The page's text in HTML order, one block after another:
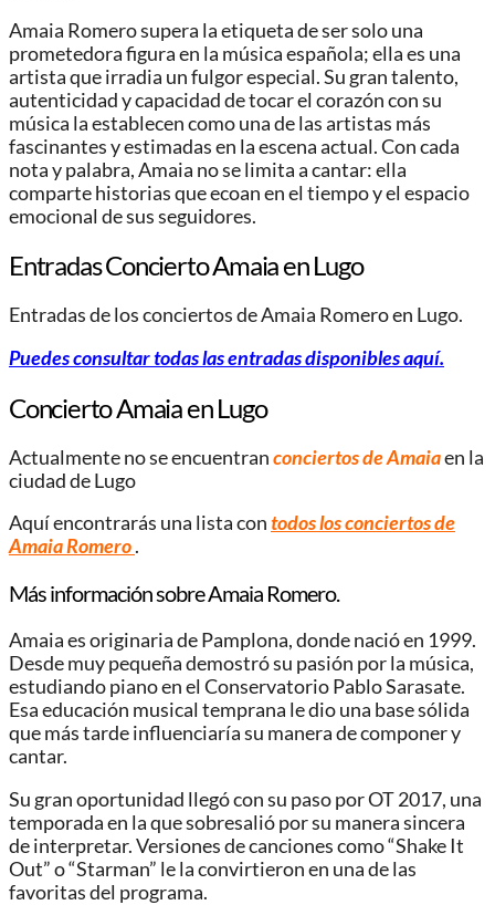
Amaia Romero supera la etiqueta de ser solo una
prometedora figura en la música española; ella es una
artista que irradia un fulgor especial. Su gran talento,
autenticidad y capacidad de tocar el corazón con su
música la establecen como una de las artistas más
fascinantes y estimadas en la escena actual. Con cada
nota y palabra, Amaia no se limita a cantar: ella
comparte historias que ecoan en el tiempo y el espacio
emocional de sus seguidores.
Entradas Concierto Amaia en Lugo
Entradas de los conciertos de Amaia Romeroen Lugo.
Puedes consultar todas las entradas disponibles aquí.
Concierto Amaiaen Lugo
Actualmente no se encuentranconciertos de Amaiaen la
ciudad deLugo
Aquí encontrarás una lista contodos los conciertos de
Amaia Romero.
Más información sobre Amaia Romero.
Amaia es originaria de Pamplona, donde nació en 1999.
Desde muy pequeña demostró su pasión por la música,
estudiando piano en el Conservatorio Pablo Sarasate.
Esa educación musical temprana le dio una base sólida
que más tarde influenciaría su manera de componer y
cantar.
Su gran oportunidad llegó con su paso por OT 2017, una
temporada en la que sobresalió por su manera sincera
de interpretar. Versiones de canciones como “Shake It
Out” o “Starman” le la convirtieron en una de las
favoritas del programa.